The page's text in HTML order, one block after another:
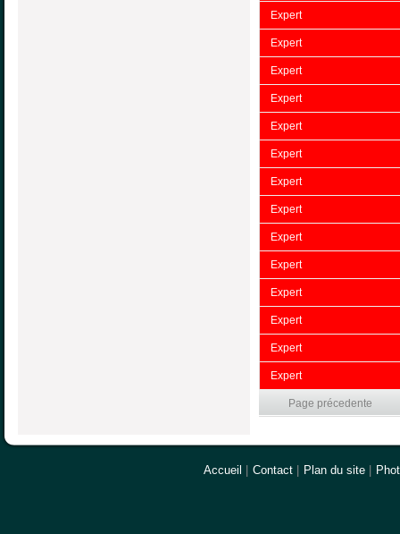
Expert
Expert
Expert
Expert
Expert
Expert
Expert
Expert
Expert
Expert
Expert
Expert
Expert
Expert
Page précedente
Accueil Contact Plan du site